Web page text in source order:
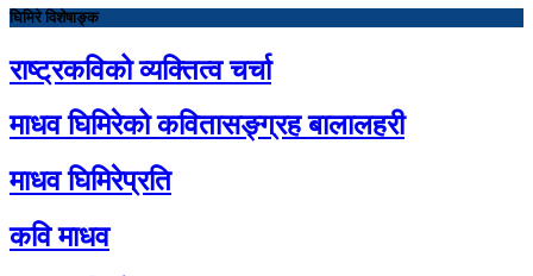
घिमिरे विशेषाङ्क
राष्ट्रकविको व्यक्तित्व चर्चा
माधव घिमिरेको कवितासङ्ग्रह बालालहरी
माधव घिमिरेप्रति
कवि माधव